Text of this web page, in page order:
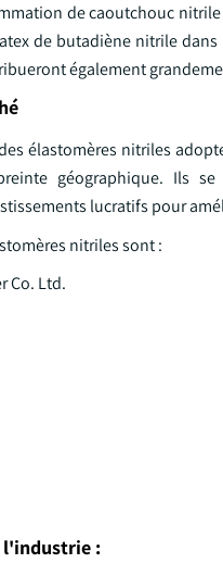
de caoutchouc
de butadiène nitrile
également
élastomères nitriles
géographique. Ils
lucratifs pour
nitriles sont :
Co. Ltd.
l'industrie :